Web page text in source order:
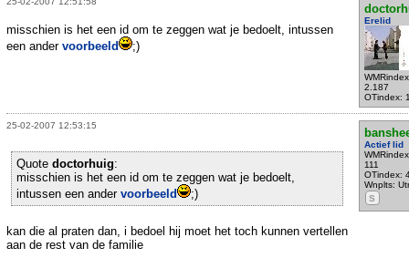
Erelid
2.187
OTindex:
misschien is het een id om te zeggen wat je bedoelt, intussen
een ander voorbeeld ;)
25-02-2007 12:53:15
Actief lid
111
OTindex:
Wnplts:
S
Quote doctorhuig:
misschien is het een id om te zeggen wat je bedoelt,
intussen een ander voorbeeld ;)
kan die al praten dan, i bedoel hij moet het toch kunnen vertellen
aan de rest van de familie